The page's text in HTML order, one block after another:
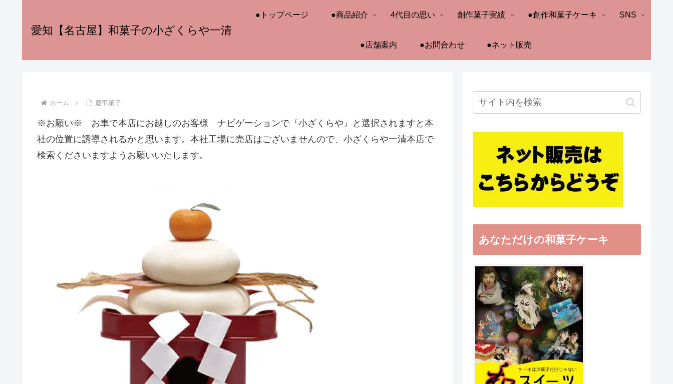
愛知【名古屋】和菓子の小ざくらや一清
●トップページ ●商品紹介 4代目の思い 創作菓子実績 ●創作和菓子ケーキ SNS
●店舗案内 ●お問合わせ ●ネット販売
ホーム 慶弔菓子
※お願い※ お車で本店にお越しのお客様 ナビゲーションで『小ざくらや』と選択されますと本
社の位置に誘導されるかと思います。本社工場に売店はございませんので、小ざくらや一清本店で
検索くださいますようお願いいたします。
あなただけの和菓子ケーキ